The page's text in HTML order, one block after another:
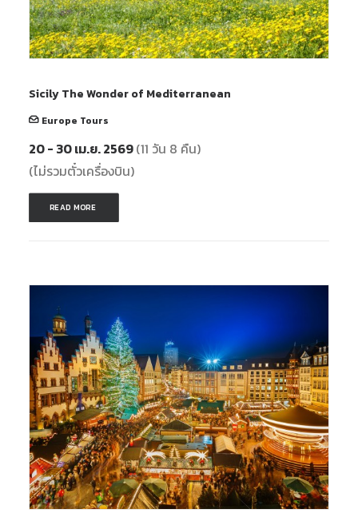
Sicily The Wonder of Mediterranean
Europe Tours
20 - 30 เม.ย. 2569(11 วัน 8 คืน)
(ไม่รวมตั๋วเครื่องบิน)
READ MORE